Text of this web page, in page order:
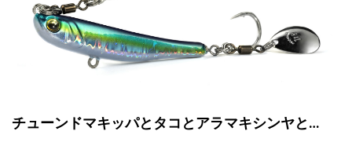
チューンドマキッパとタコとアラマキシンヤと…